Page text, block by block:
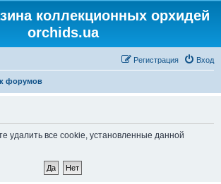
коллекционных орхидей
orchids.ua
Вход
Регистрация
форумов
удалить все cookie, установленные данной